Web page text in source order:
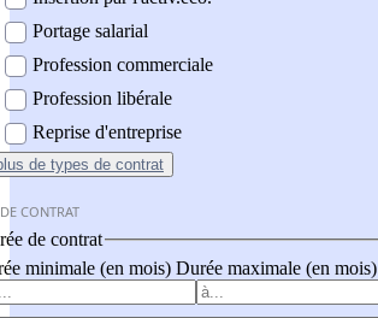
Portage salarial
Profession commerciale
Profession libérale
Reprise d'entreprise
de types de contrat
CONTRAT
de contrat
minimale (en mois) Durée maximale (en mois)